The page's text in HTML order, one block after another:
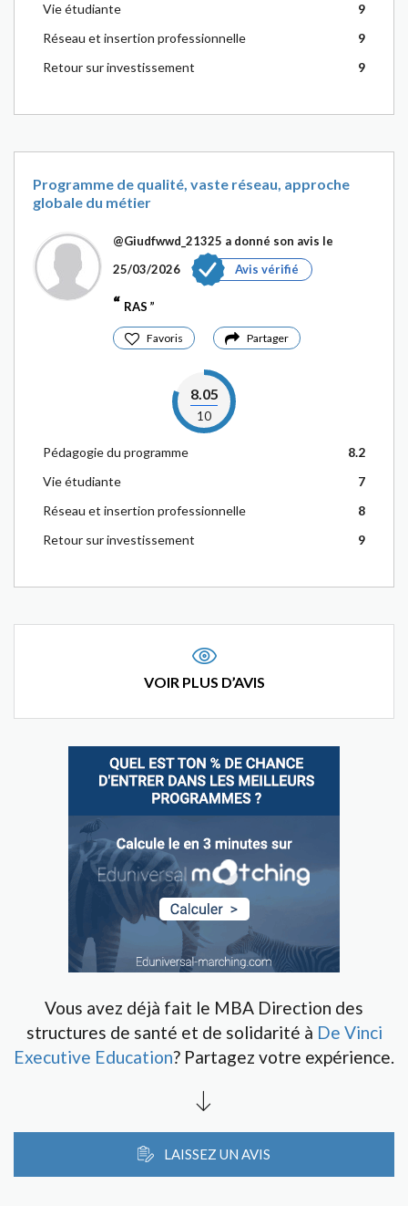
Vie étudiante
9
Réseau et insertion professionnelle
9
Retour sur investissement
9
Programme de qualité, vaste réseau, approche
globale du métier
@Giudfwwd_21325 a donné son avis le
25/03/2026
Avis vérifié
RAS
Favoris Partager
8.05
10
Pédagogie du programme
8.2
Vie étudiante
7
Réseau et insertion professionnelle
8
Retour sur investissement
9
VOIR PLUS D’AVIS
Vous avez déjà fait le MBA Direction des
structures de santé et de solidarité à De Vinci
Executive Education? Partagez votre expérience.
LAISSEZ UN AVIS